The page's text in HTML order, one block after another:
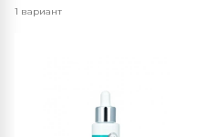
1 вариант